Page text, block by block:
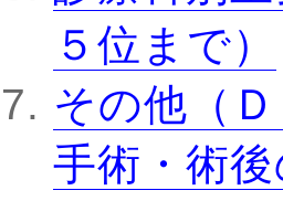
５位まで）
その他（
手術・術